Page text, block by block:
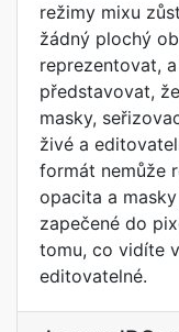
režimy mixu
žádný plochý
reprezentovat,
představovat,
masky,
živé a
formát nemůže
opacita a
zapečené do
tomu, co vidíte
editovatelné.